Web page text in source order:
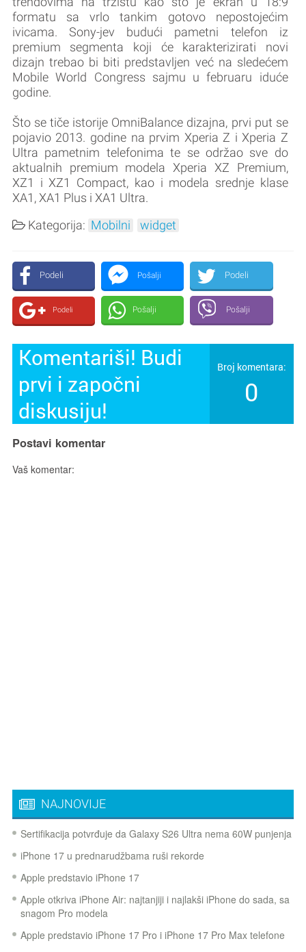
formatu sa vrlo tankim gotovo nepostojećim
ivicama. Sony-jev budući pametni telefon iz
premium segmenta koji će karakterizirati novi
dizajn trebao bi biti predstavljen već na sledećem
Mobile World Congress sajmu u februaru iduće
godine.
Što se tiče istorije OmniBalance dizajna, prvi put se
pojavio 2013. godine na prvim Xperia Z i Xperia Z
Ultra pametnim telefonima te se održao sve do
aktualnih premium modela Xperia XZ Premium,
XZ1 i XZ1 Compact, kao i modela srednje klase
XA1, XA1 Plus i XA1 Ultra.
Kategorija: Mobilni widget
Podeli Pošalji Podeli
Podeli Pošalji Pošalji
Komentariši! Budi
prvi i započni
diskusiju!
Broj komentara:
0
Postavi komentar
Vaš komentar:
NAJNOVIJE
Sertifikacija potvrđuje da Galaxy S26 Ultra nema 60W punjenja
iPhone 17 u prednarudžbama ruši rekorde
Apple predstavio iPhone 17
Apple otkriva iPhone Air: najtanjiji i najlakši iPhone do sada, sa
snagom Pro modela
Apple predstavio iPhone 17 Pro i iPhone 17 Pro Max telefone